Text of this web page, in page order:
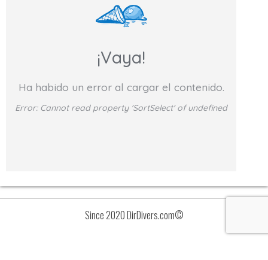
¡Vaya!
Ha habido un error al cargar el contenido.
Error: Cannot read property 'SortSelect' of undefined
Since 2020 DirDivers.com©